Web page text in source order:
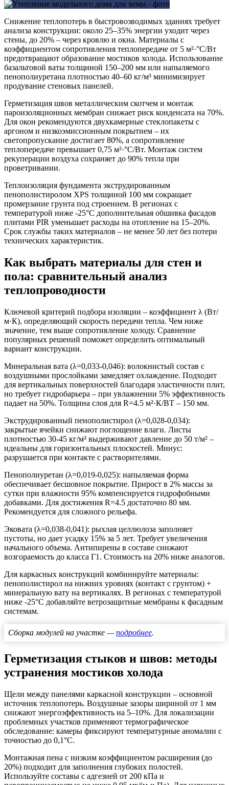
Снижение теплопотерь в быстровозводимых зданиях требует
анализа конструкции: около 25–35% энергии уходит через
стены, до 20% – через кровлю и окна. Материалы с
коэффициентом сопротивления теплопередаче от 5 м²·°C/Вт
предотвращают образование мостиков холода. Использование
базальтовой ваты толщиной 150–200 мм или напыляемого
пенополиуретана плотностью 40–60 кг/м³ минимизирует
продувание стеновых панелей.
Герметизация швов металлическим скотчем и монтаж
пароизоляционных мембран снижает риск конденсата на 70%.
Для окон рекомендуются двухкамерные стеклопакеты с
аргоном и низкоэмиссионным покрытием – их
светопропускание достигает 80%, а сопротивление
теплопередаче превышает 0,75 м²·°C/Вт. Монтаж систем
рекуперации воздуха сохраняет до 90% тепла при
проветривании.
Теплоизоляция фундамента экструдированным
пенополистиролом XPS толщиной 100 мм сокращает
промерзание грунта под строением. В регионах с
температурой ниже -25°C дополнительная обшивка фасадов
плитами PIR уменьшает расходы на отопление на 15–20%.
Срок службы таких материалов – не менее 50 лет без потери
технических характеристик.
Как выбрать материалы для стен и
пола: сравнительный анализ
теплопроводности
Ключевой критерий подбора изоляции – коэффициент λ (Вт/
м·К), определяющий скорость передачи тепла. Чем ниже
значение, тем выше сопротивление холоду. Сравнение
популярных решений поможет определить оптимальный
вариант конструкции.
Минеральная вата (λ=0,033-0,046): волокнистый состав с
воздушными прослойками замедляет охлаждение. Подходит
для вертикальных поверхностей благодаря эластичности плит,
но требует гидробарьера – при увлажнении 5% эффективность
падает на 50%. Толщина слоя для R=4.5 м²·К/ВТ – 150 мм.
Экструдированный пенополистирол (λ=0,028-0,034):
закрытые ячейки снижают поглощение влаги. Листы
плотностью 30-45 кг/м³ выдерживают давление до 50 т/м² –
идеальны для горизонтальных плоскостей. Минус:
разрушается при контакте с растворителями.
Пенополиуретан (λ=0,019-0,025): напыляемая форма
обеспечивает бесшовное покрытие. Прирост в 2% массы за
сутки при влажности 95% компенсируется гидрофобными
добавками. Для достижения R=4.5 достаточно 80 мм.
Рекомендуется для сложного рельефа.
Эковата (λ=0,038-0,041): рыхлая целлюлоза заполняет
пустоты, но дает усадку 15% за 5 лет. Требует увеличения
начального объема. Антипирены в составе снижают
возгораемость до класса Г1. Стоимость на 20% ниже аналогов.
Для каркасных конструкций комбинируйте материалы:
пенополистирол на нижних уровнях (контакт с грунтом) +
минеральную вату на вертикалях. В регионах с температурой
ниже -25°С добавляйте ветрозащитные мембраны к фасадным
системам.
Сборка модулей на участке —подробнее.
Герметизация стыков и швов: методы
устранения мостиков холода
Щели между панелями каркасной конструкции – основной
источник теплопотерь. Воздушные зазоры шириной от 1 мм
снижают энергоэффективность на 5–10%. Для локализации
проблемных участков применяют термографическое
обследование: камеры фиксируют температурные аномалии с
точностью до 0,1°C.
Монтажная пена с низким коэффициентом расширения (до
20%) подходит для заполнения глубоких полостей.
Используйте составы с адгезией от 200 кПа и